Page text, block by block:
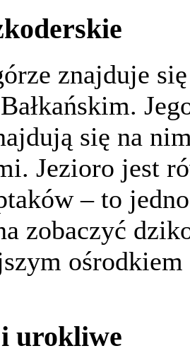
znajduje
się na
Jezioro jest
– to
zobaczyć
urokliwe